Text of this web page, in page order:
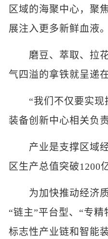
区域的海聚中心，聚
展注入更多新鲜血液。
磨豆、萃取、拉花
气四溢的拿铁就呈递
“我们不仅要实现技
装备创新中心相关负
产业是支撑区域经
区生产总值突破1200
为加快推动经济质
“链主”平台型、“专
标志性产业链和智能